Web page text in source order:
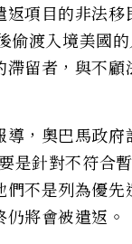
項目的非法移
偷渡入境美國
滯留者，與不顧
導，奧巴馬政
是針對不符合
不是列為優先
將會被遣返。